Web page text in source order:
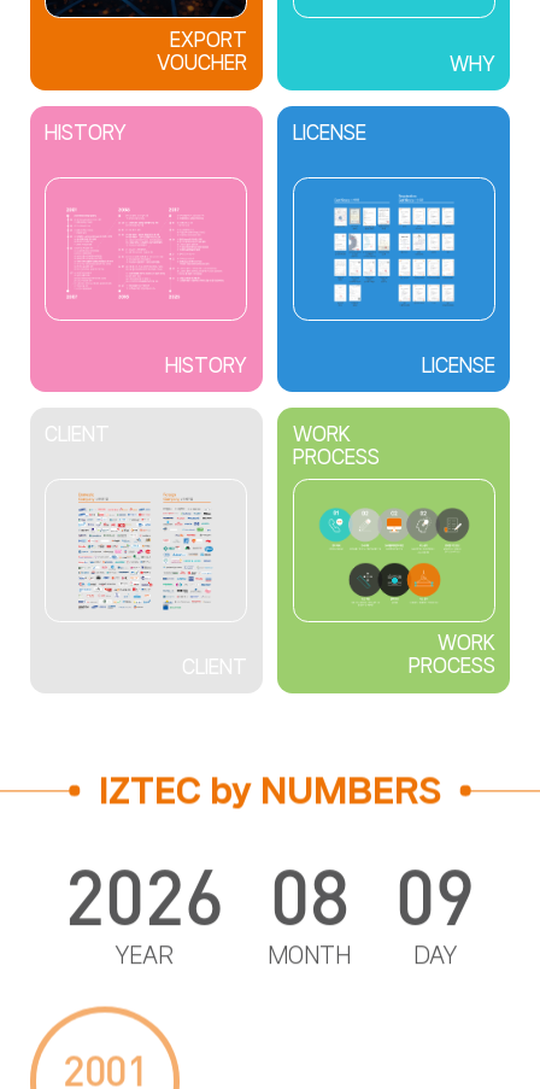
EXPORT
VOUCHER
WHY
HISTORY
HISTORY
LICENSE
LICENSE
CLIENT
CLIENT
WORK
PROCESS
WORK
PROCESS
IZTEC by NUMBERS
2026
YEAR
08
MONTH
09
DAY
2001